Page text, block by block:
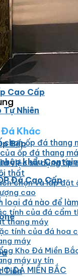
Đối Xứng
Sáng Onyx
Đá
Đá
Cao Cấp
Tự Nhiên
Khác
Bếp
khẩu
Đá Cao Cấp
Tiền
chọn ốp đá thang
ốp đá thang
việc sử dụng ốp
thất
chọn và lắp đặt
cao
loại đá nào để
tính của đá cẩm
thang máy
tính của đá hoa
máy
Kho Đá Miền
máy uy tín
ĐÁ MIỀN BẮC